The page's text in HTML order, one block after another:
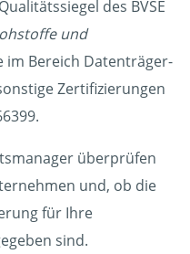
des BVSE
und
im Bereich Datenträger-
Zertifizierungen
überprüfen
und, ob die
für Ihre
sind.